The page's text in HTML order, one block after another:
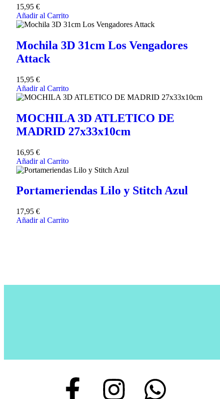
15,95 €
Añadir al Carrito
Mochila 3D 31cm Los Vengadores
Attack
15,95 €
Añadir al Carrito
MOCHILA 3D ATLETICO DE
MADRID 27x33x10cm
16,95 €
Añadir al Carrito
Portameriendas Lilo y Stitch Azul
17,95 €
Añadir al Carrito